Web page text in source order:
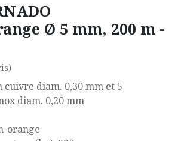
Ø 5 mm, 200 m -
cuivre diam. 0,30 mm et 5
diam. 0,20 mm
orange